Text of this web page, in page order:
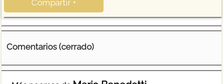
Compartir +
Comentarios (cerrado)